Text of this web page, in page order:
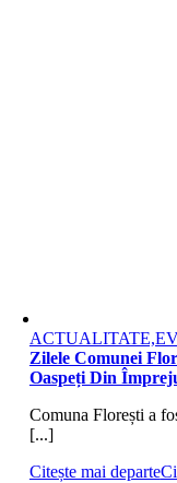
Zilele Comunei
Oaspeți Din
Comuna Florești a
[...]
Citește mai departe